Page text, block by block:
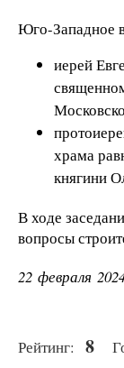
Юго-Западное
иерей
храма
княгини
В ходе
вопросы
22 февраля
Рейтинг: 8